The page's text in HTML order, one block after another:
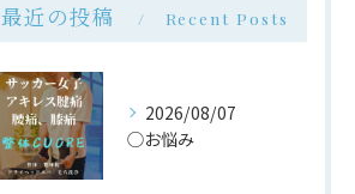
最近の投稿 Recent Posts
2026/08/07
◯お悩み